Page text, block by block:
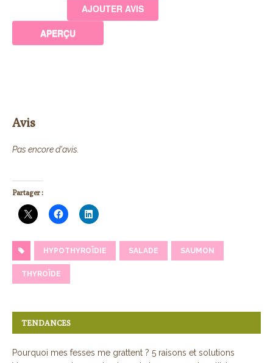
Avis
Pas encore d'avis.
Partager :
HYPOTHYROÏDIE SALADE SAUMON
THYROÏDE
TENDANCES
Pourquoi mes fesses me grattent ? 5 raisons et solutions